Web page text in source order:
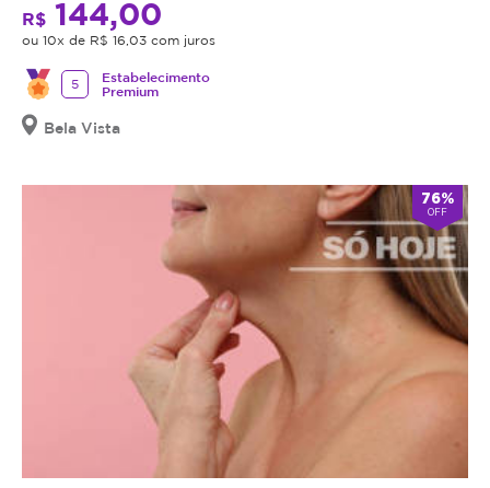
R$ 144,00
ou 10x de R$ 16,03 com juros
5
Estabelecimento
Premium
Bela Vista
76%
OFF